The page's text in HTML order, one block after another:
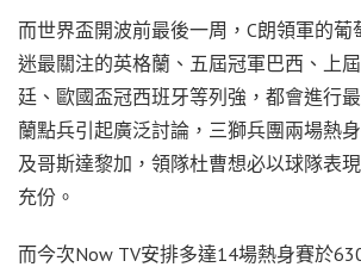
而世界盃開波前最後一周，C朗領軍的葡
迷最關注的英格蘭、五屆冠軍巴西、上
廷、歐國盃冠西班牙等列強，都會進行
蘭點兵引起廣泛討論，三獅兵團兩場熱
及哥斯達黎加，領隊杜曹想必以球隊表
充份。
而今次Now TV安排多達14場熱身賽於